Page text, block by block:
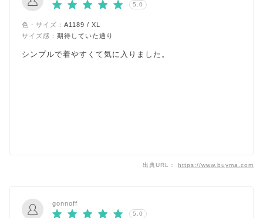
5.0
色・サイズ： A1189 / XL
サイズ感： 期待していた通り
シンプルで着やすくて気に入りました。
出典URL： https://www.buyma.com
gonnoff
5.0